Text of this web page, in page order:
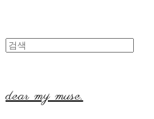
dear my muse.